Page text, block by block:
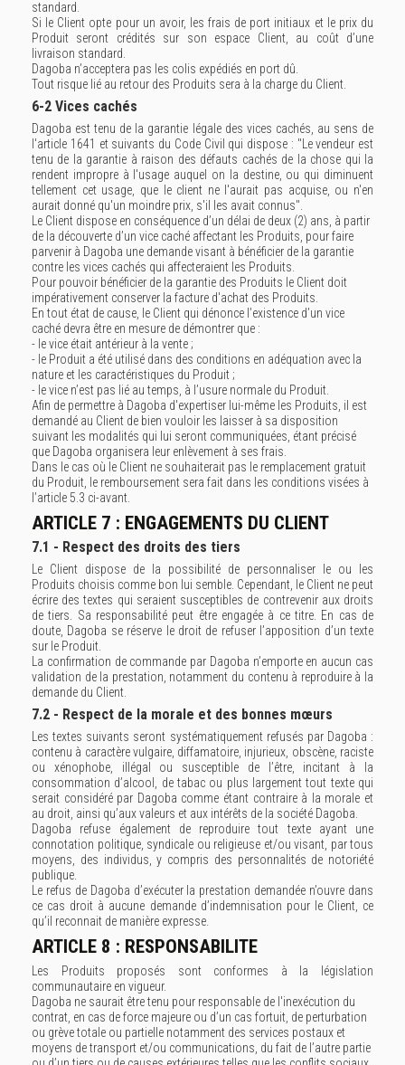
standard.
Si le Client opte pour un avoir, les frais de port initiaux et le prix du
Produit seront crédités sur son espace Client, au coût d’une
livraison standard.
Dagoba n’acceptera pas les colis expédiés en port dû.
Tout risque lié au retour des Produits sera à la charge du Client.
6-2 Vices cachés
Dagoba est tenu de la garantie légale des vices cachés, au sens de
l'article 1641 et suivants du Code Civil qui dispose : "Le vendeur est
tenu de la garantie à raison des défauts cachés de la chose qui la
rendent impropre à l'usage auquel on la destine, ou qui diminuent
tellement cet usage, que le client ne l'aurait pas acquise, ou n'en
aurait donné qu'un moindre prix, s'il les avait connus".
Le Client dispose en conséquence d’un délai de deux (2) ans, à partir
de la découverte d’un vice caché affectant les Produits, pour faire
parvenir à Dagoba une demande visant à bénéficier de la garantie
contre les vices cachés qui affecteraient les Produits.
Pour pouvoir bénéficier de la garantie des Produits le Client doit
impérativement conserver la facture d'achat des Produits.
En tout état de cause, le Client qui dénonce l’existence d’un vice
caché devra être en mesure de démontrer que :
- le vice était antérieur à la vente ;
- le Produit a été utilisé dans des conditions en adéquation avec la
nature et les caractéristiques du Produit ;
- le vice n’est pas lié au temps, à l’usure normale du Produit.
Afin de permettre à Dagoba d'expertiser lui-même les Produits, il est
demandé au Client de bien vouloir les laisser à sa disposition
suivant les modalités qui lui seront communiquées, étant précisé
que Dagoba organisera leur enlèvement à ses frais.
Dans le cas où le Client ne souhaiterait pas le remplacement gratuit
du Produit, le remboursement sera fait dans les conditions visées à
l’article 5.3 ci-avant.
ARTICLE 7 : ENGAGEMENTS DU CLIENT
7.1 - Respect des droits des tiers
Le Client dispose de la possibilité de personnaliser le ou les
Produits choisis comme bon lui semble. Cependant, le Client ne peut
écrire des textes qui seraient susceptibles de contrevenir aux droits
de tiers. Sa responsabilité peut être engagée à ce titre. En cas de
doute, Dagoba se réserve le droit de refuser l’apposition d’un texte
sur le Produit.
La confirmation de commande par Dagoba n’emporte en aucun cas
validation de la prestation, notamment du contenu à reproduire à la
demande du Client.
7.2 - Respect de la morale et des bonnes mœurs
Les textes suivants seront systématiquement refusés par Dagoba :
contenu à caractère vulgaire, diffamatoire, injurieux, obscène, raciste
ou xénophobe, illégal ou susceptible de l’être, incitant à la
consommation d’alcool, de tabac ou plus largement tout texte qui
serait considéré par Dagoba comme étant contraire à la morale et
au droit, ainsi qu’aux valeurs et aux intérêts de la société Dagoba.
Dagoba refuse également de reproduire tout texte ayant une
connotation politique, syndicale ou religieuse et/ou visant, par tous
moyens, des individus, y compris des personnalités de notoriété
publique.
Le refus de Dagoba d’exécuter la prestation demandée n’ouvre dans
ce cas droit à aucune demande d’indemnisation pour le Client, ce
qu’il reconnait de manière expresse.
ARTICLE 8 : RESPONSABILITE
Les Produits proposés sont conformes à la législation
communautaire en vigueur.
Dagoba ne saurait être tenu pour responsable de l'inexécution du
contrat, en cas de force majeure ou d’un cas fortuit, de perturbation
ou grève totale ou partielle notamment des services postaux et
moyens de transport et/ou communications, du fait de l’autre partie